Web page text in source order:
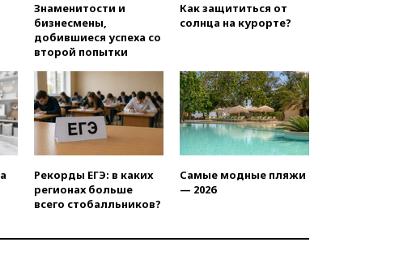
отравившегося в детсаду
мальчика
обречены на провал
02:00
Ни один водоем Англии
не соответствует нормам
химической безопасности
01:00
Трамп: США сами
нуждаются в дальнобойных
ракетах и системах Patriot
00:01
арсенала США
Знаменитости и
бизнесмены,
добившиеся успеха со
второй попытки
Как защититься от
солнца на курорте?
Рекорды ЕГЭ: в каких
регионах больше
всего стобалльников?
Самые модные пляжи
— 2026